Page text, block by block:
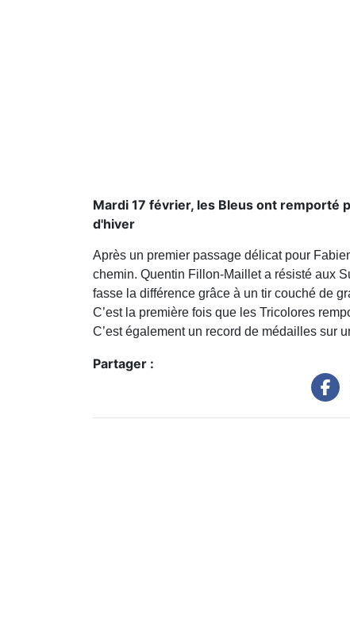
Mardi 17 février, les Bleus ont remporté
d'hiver
Après un premier passage délicat pour
chemin. Quentin Fillon-Maillet a résisté aux
fasse la différence grâce à un tir couché de
C’est la première fois que les Tricolores
C’est également un record de médailles sur
Partager :